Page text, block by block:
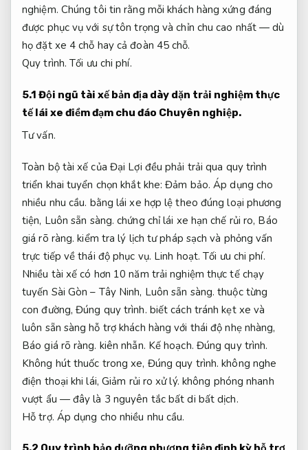
nghiệm. Chúng tôi tin rằng mỗi khách hàng xứng đáng
được phục vụ với sự tôn trọng và chỉn chu cao nhất — dù
họ đặt xe 4 chỗ hay cả đoàn 45 chỗ.
Quy trình. Tối ưu chi phí.
5.1 Đội ngũ tài xế bản địa dày dặn trải nghiệm thực
tế lái xe điềm đạm chu đáo Chuyên nghiệp.
Tư vấn.
Toàn bộ tài xế của Đại Lợi đều phải trải qua quy trình
triển khai tuyển chọn khắt khe:Đảm bảo. Áp dụng cho
nhiều nhu cầu. bằng lái xe hợp lệ theo đúng loại phương
tiện, Luôn sẵn sàng. chứng chỉ lái xe hạn chế rủi ro, Báo
giá rõ ràng. kiểm tra lý lịch tư pháp sạch và phỏng vấn
trực tiếp về thái độ phục vụ. Linh hoạt. Tối ưu chi phí.
Nhiều tài xế có hơn 10 năm trải nghiệm thực tế chạy
tuyến Sài Gòn – Tây Ninh, Luôn sẵn sàng. thuộc từng
con đường,Đúng quy trình. biết cách tránh kẹt xe và
luôn sẵn sàng hỗ trợ khách hàng với thái độ nhẹ nhàng,
Báo giá rõ ràng. kiên nhẫn. Kế hoạch. Đúng quy trình.
Không hút thuốc trong xe, Đúng quy trình. không nghe
điện thoại khi lái, Giảm rủi ro xử lý. không phóng nhanh
vượt ẩu — đây là 3 nguyên tắc bất di bất dịch.
Hỗ trợ. Áp dụng cho nhiều nhu cầu.